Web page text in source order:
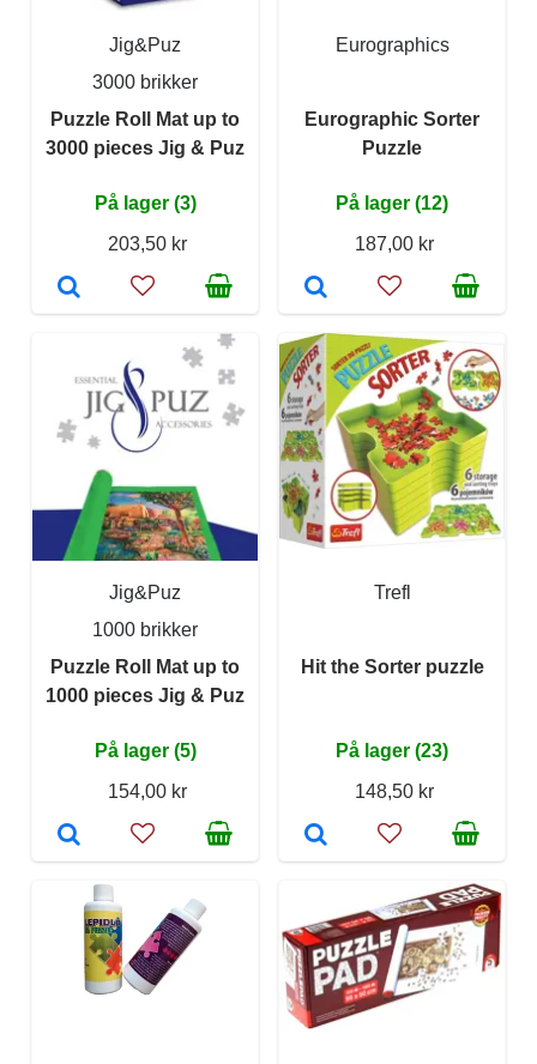
Jig&Puz
3000 brikker
Puzzle Roll Mat up to
3000 pieces Jig & Puz
På lager (3)
203,50 kr
Eurographics
Eurographic Sorter
Puzzle
På lager (12)
187,00 kr
Jig&Puz
1000 brikker
Puzzle Roll Mat up to
1000 pieces Jig & Puz
På lager (5)
154,00 kr
Trefl
Hit the Sorter puzzle
På lager (23)
148,50 kr